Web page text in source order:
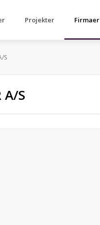
Projekter Firmaer
S
A/S